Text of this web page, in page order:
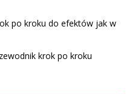
po kroku do efektów jak w
krok po kroku